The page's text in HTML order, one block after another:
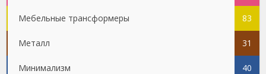
Мебельные трансформеры 83
Металл 31
Минимализм 40